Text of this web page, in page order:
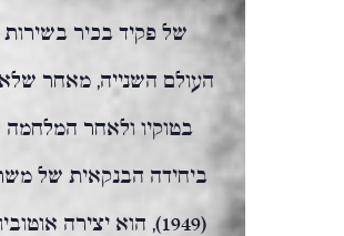
של פקיד בכיר
העולם השנייה, מאחר
ביחידה הבנקאית של
(1949), הוא יצירה